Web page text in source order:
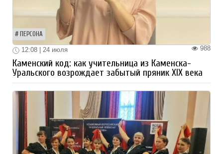
ПЕРСОНА
988
12:08 | 24 июля
Каменский код: как учительница из Каменска-
Уральского возрождает забытый пряник XIX века